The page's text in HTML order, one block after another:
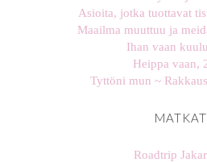
Asioita, jotka tuottavat
Maailma muuttuu ja
Ihan vaan
Heippa vaan,
Tyttöni mun ~
MATKAT
Roadtrip